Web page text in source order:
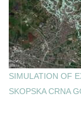
SIMULATION OF
SKOPSKA CRNA